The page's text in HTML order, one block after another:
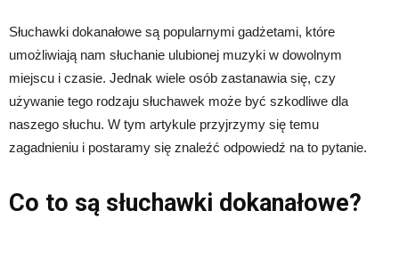
Słuchawki dokanałowe są popularnymi gadżetami, które
umożliwiają nam słuchanie ulubionej muzyki w dowolnym
miejscu i czasie. Jednak wiele osób zastanawia się, czy
używanie tego rodzaju słuchawek może być szkodliwe dla
naszego słuchu. W tym artykule przyjrzymy się temu
zagadnieniu i postaramy się znaleźć odpowiedź na to pytanie.
Co to są słuchawki dokanałowe?